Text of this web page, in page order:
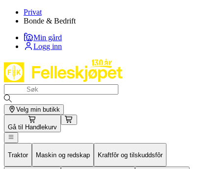
Privat
Bonde & Bedrift
Min gård
Logg inn
Velg min butikk
Gå til Handlekurv
Traktor Maskin og redskap Kraftfôr og tilskuddsfôr